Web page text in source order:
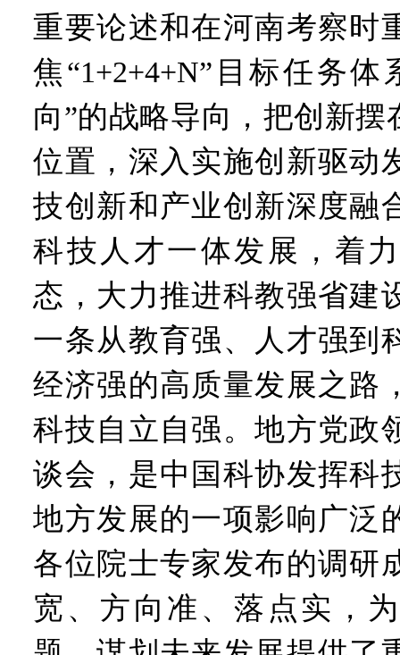
重要论述和在河南考察时
焦“1+2+4+N”目标任务
向”的战略导向，把创新摆
位置，深入实施创新驱动
技创新和产业创新深度融
科技人才一体发展，着
态，大力推进科教强省建
一条从教育强、人才强到
经济强的高质量发展之路
科技自立自强。地方党政
谈会，是中国科协发挥科
地方发展的一项影响广泛
各位院士专家发布的调研
宽、方向准、落点实，